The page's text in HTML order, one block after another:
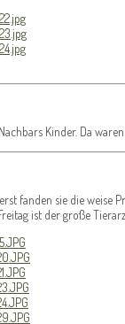
Kinder. Da
fanden sie die
ist der große